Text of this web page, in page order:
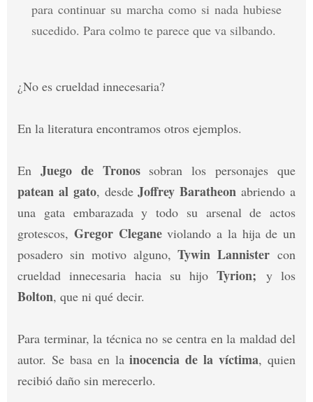
para continuar su marcha como si nada hubiese
sucedido. Para colmo te parece que va silbando.
¿No es crueldad innecesaria?
En la literatura encontramos otros ejemplos.
En Juego de Tronossobran los personajes que
patean al gato, desdeJoffrey Baratheon abriendo a
una gata embarazada y todo su arsenal de actos
grotescos, Gregor Cleganeviolando a la hija de un
posadero sin motivo alguno,Tywin Lannister con
crueldad innecesaria hacia su hijoTyrion; y los
Bolton, que ni qué decir.
Para terminar, la técnica no se centra en la maldad del
autor. Se basa en lainocencia de la víctima, quien
recibió daño sin merecerlo.